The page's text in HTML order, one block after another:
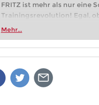
FRITZ ist mehr als nur eine
Trainingsrevolution! Egal,
Vereinsschachs machen
zuvor.
Mehr...